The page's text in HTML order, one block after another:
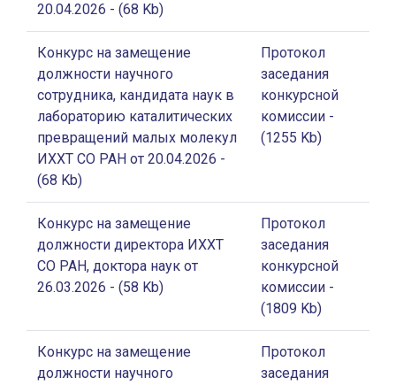
20.04.2026 - (68 Kb)
Конкурс на замещение
должности научного
сотрудника, кандидата наук в
лабораторию каталитических
превращений малых молекул
ИХХТ СО РАН от 20.04.2026 -
(68 Kb)
Протокол
заседания
конкурсной
комиссии -
(1255 Kb)
Конкурс на замещение
должности директора ИХХТ
СО РАН, доктора наук от
26.03.2026 - (58 Kb)
Протокол
заседания
конкурсной
комиссии -
(1809 Kb)
Конкурс на замещение
должности научного
Протокол
заседания